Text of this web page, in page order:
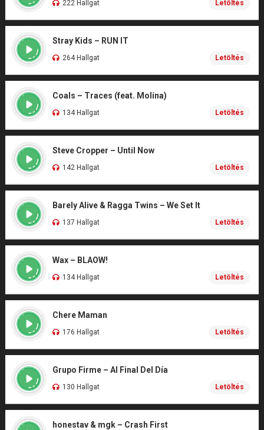
222 Hallgat Letöltés
Stray Kids – RUN IT
264 Hallgat Letöltés
Coals – Traces (feat. Molina)
134 Hallgat Letöltés
Steve Cropper – Until Now
142 Hallgat Letöltés
Barely Alive & Ragga Twins – We Set It
137 Hallgat Letöltés
Wax – BLAOW!
134 Hallgat Letöltés
Chere Maman
176 Hallgat Letöltés
Grupo Firme – Al Final Del Día
130 Hallgat Letöltés
honestav & mgk – Crash First